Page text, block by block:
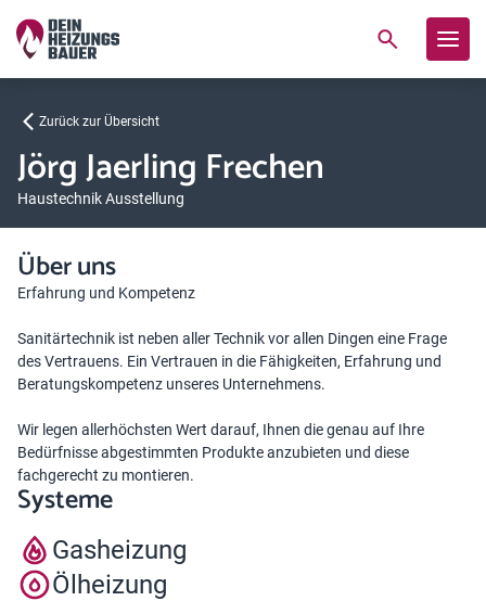
Zurück zur Übersicht
Jörg Jaerling Frechen
Haustechnik Ausstellung
Über uns
Erfahrung und Kompetenz
Sanitärtechnik ist neben aller Technik vor allen Dingen eine Frage
des Vertrauens. Ein Vertrauen in die Fähigkeiten, Erfahrung und
Beratungskompetenz unseres Unternehmens.
Wir legen allerhöchsten Wert darauf, Ihnen die genau auf Ihre
Bedürfnisse abgestimmten Produkte anzubieten und diese
fachgerecht zu montieren.
Systeme
Gasheizung
Ölheizung